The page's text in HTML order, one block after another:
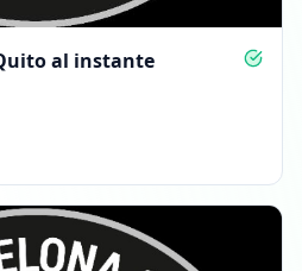
al instante